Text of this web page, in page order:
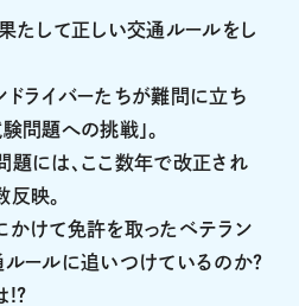
たして正しい交通ルールをし
ライバーたちが難問に立ち
問題への挑戦」。
には、ここ数年で改正され
映。
かけて免許を取ったベテラン
ールに追いつけているのか？
!?